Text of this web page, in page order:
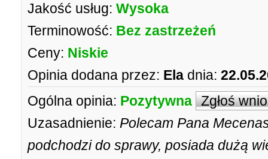
Jakość usług: Wysoka
Terminowość: Bez zastrzeżeń
Ceny: Niskie
Opinia dodana przez: Ela dnia:
Ogólna opinia: Pozytywna Zgłoś
Uzasadnienie: Polecam Pana
podchodzi do sprawy, posiada dużą